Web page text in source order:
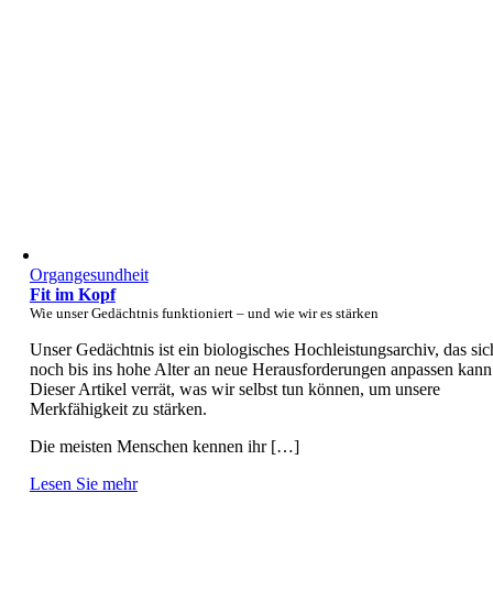
Organgesundheit
Fit im Kopf
Wie unser Gedächtnis funktioniert – und wie wir es stärken
Unser Gedächtnis ist ein biologisches Hochleistungsarchiv, das
noch bis ins hohe Alter an neue Herausforderungen anpassen
Dieser Artikel verrät, was wir selbst tun können, um unsere
Merkfähigkeit zu stärken.
Die meisten Menschen kennen ihr […]
Lesen Sie mehr